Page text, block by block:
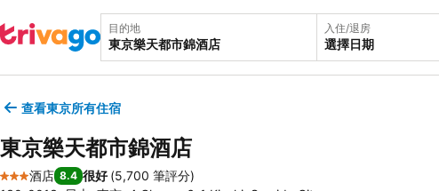
目的地 入住/退房
選擇日期
查看東京所有住宿
東京樂天都市錦酒店
3 星級
酒店 8.4 很好 (5,700 筆評分)